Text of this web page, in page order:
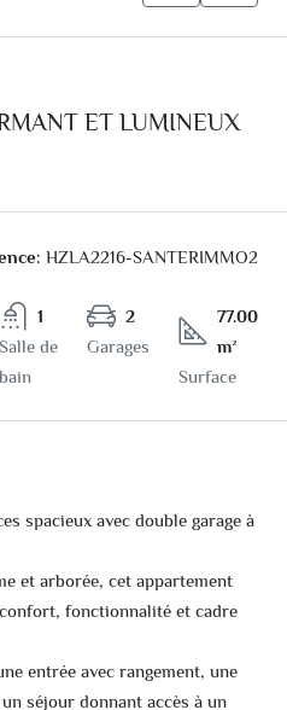
ET LUMINEUX
HZLA2216-SANTERIMMO2
1
Salle de
bain
2
Garages
77.00
m²
Surface
spacieux avec double garage à
et arborée, cet appartement
fonctionnalité et cadre
entrée avec rangement, une
séjour donnant accès à un